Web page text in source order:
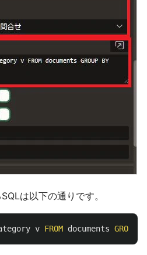
は以下の通りです。
v FROM documents GROUP